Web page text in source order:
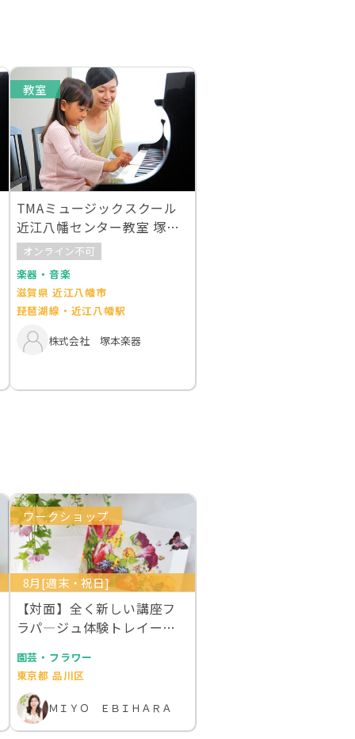
教室
TMAミュージックスクール
近江八幡センター教室 塚本
楽器近江八幡店
オンライン不可
楽器・音楽
滋賀県 近江八幡市
琵琶湖線・近江八幡駅
株式会社 塚本楽器
ワークショップ
8月[週末・祝日]
【対面】全く新しい講座フ
ラパ―ジュ体験トレイー２
園芸・フラワー
東京都 品川区
ＭＩＹＯ ＥＢＩＨＡＲＡ